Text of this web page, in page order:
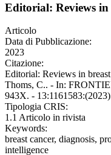
Editorial: Reviews in
Articolo
Data di Pubblicazione:
2023
Citazione:
Editorial: Reviews in
Thoms, C.. - In:
943X. -
Tipologia CRIS:
1.1 Articolo in rivista
Keywords:
breast cancer, diagnosis,
intelligence